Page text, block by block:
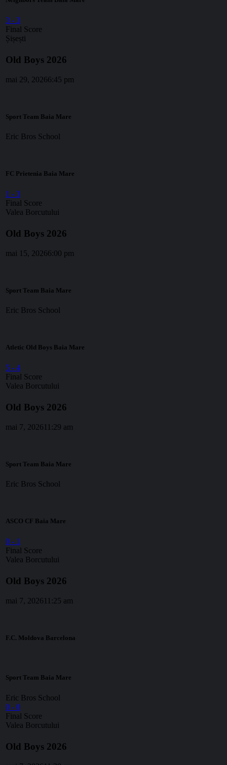
3 - 3
Final Score
Șișești
Old Boys 2026
mai 29, 20266:45 pm
Sport Team Baia Mare
Eric Bros School
FC Prietenia Baia Mare
1 - 3
Final Score
Valea Borcutului
Old Boys 2026
mai 15, 20266:00 pm
Sport Team Baia Mare
Eric Bros School
Atletic Old Boys Baia Mare
5 - 4
Final Score
Valea Borcutului
Old Boys 2026
mai 7, 2026 11:29 am
Sport Team Baia Mare
Eric Bros School
ASCO CF Baia Mare
0 - 1
Final Score
Valea Borcutului
Old Boys 2026
mai 7, 2026 11:25 am
F.C. Moldova Barcelona
Sport Team Baia Mare
Eric Bros School
0 - 0
Final Score
Valea Borcutului
Old Boys 2026